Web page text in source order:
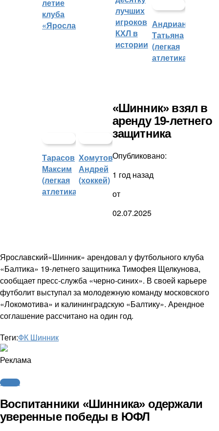
летие
клуба
«Ярославич»
лучших
игроков
КХЛ в
истории
Андрианова
Татьяна
(легкая
атлетика)
Тарасов
Максим
(легкая
атлетика)
Хомутов
Андрей
(хоккей)
«Шинник» взял в
аренду 19-летнего
защитника
Опубликовано:
1 год назад
от
02.07.2025
Ярославский«Шинник» арендовал у футбольного клуба
«Балтика» 19-летнего защитника Тимофея Щелкунова,
сообщает пресс-служба «черно-синих». В своей карьере
футболит выступал за молодежную команду московского
«Локомотива» и калининградскую «Балтику». Арендное
соглашение рассчитано на один год.
Теги:ФК Шинник
Реклама
Футбол
Воспитанники «Шинника» одержали
уверенные победы в ЮФЛ